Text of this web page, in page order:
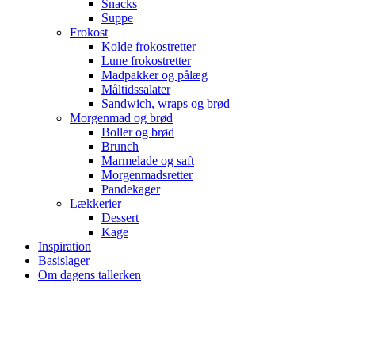
Snacks
Suppe
Frokost
Kolde frokostretter
Lune frokostretter
Madpakker og pålæg
Måltidssalater
Sandwich, wraps og brød
Morgenmad og brød
Boller og brød
Brunch
Marmelade og saft
Morgenmadsretter
Pandekager
Lækkerier
Dessert
Kage
Inspiration
Basislager
Om dagens tallerken